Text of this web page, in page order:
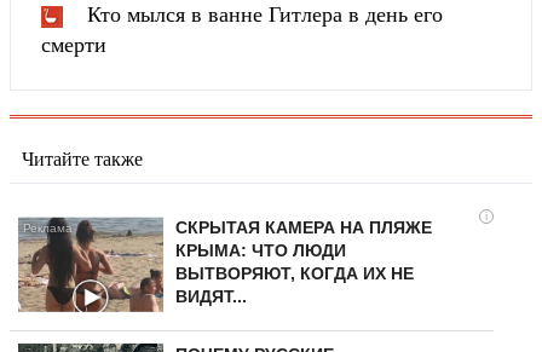
Кто мылся в ванне Гитлера в день его
смерти
Читайте также
i
СКРЫТАЯ КАМЕРА НА ПЛЯЖЕ
КРЫМА: ЧТО ЛЮДИ
ВЫТВОРЯЮТ, КОГДА ИХ НЕ
ВИДЯТ...